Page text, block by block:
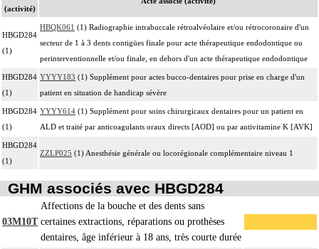
(activité)
HBGD284
(1)
HBQK061 (1) Radiographie intrabuccale rétroalvéolaire et/ou rétrocoronaire d'un
secteur de 1 à 3 dents contigües finale pour acte thérapeutique endodontique ou
perinterventionnelle et/ou finale, en dehors d'un acte thérapeutique endodontique
HBGD284
(1)
YYYY183 (1) Supplément pour actes bucco-dentaires pour prise en charge d'un
patient en situation de handicap sévère
HBGD284
(1)
YYYY614 (1) Supplément pour soins chirurgicaux dentaires pour un patient en
ALD et traité par anticoagulants oraux directs [AOD] ou par antivitamine K [AVK]
HBGD284
(1)
ZZLP025 (1) Anesthésie générale ou locorégionale complémentaire niveau 1
GHM associés avec HBGD284
03M10T
Affections de la bouche et des dents sans
certaines extractions, réparations ou prothèses
dentaires, âge inférieur à 18 ans, très courte durée